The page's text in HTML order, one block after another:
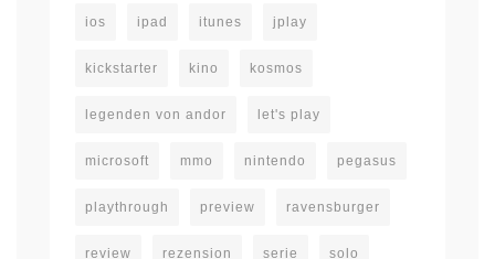
ios ipad itunes jplay
kickstarter kino kosmos
legenden von andor let's play
microsoft mmo nintendo pegasus
playthrough preview ravensburger
review rezension serie solo